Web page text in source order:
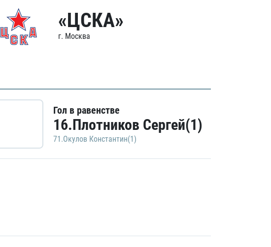
«ЦСКА»
г. Москва
Гол в равенстве
16.Плотников Сергей(1)
71.Окулов Константин(1)